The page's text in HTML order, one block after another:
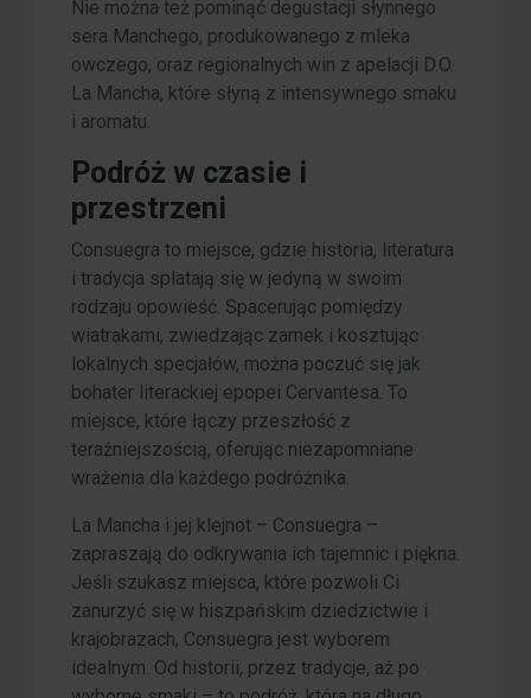
Nie można też pominąć degustacji słynnego
sera Manchego, produkowanego z mleka
owczego, oraz regionalnych win z apelacji D.O.
La Mancha, które słyną z intensywnego smaku
i aromatu.
Podróż w czasie i
przestrzeni
Consuegra to miejsce, gdzie historia, literatura
i tradycja splatają się w jedyną w swoim
rodzaju opowieść. Spacerując pomiędzy
wiatrakami, zwiedzając zamek i kosztując
lokalnych specjałów, można poczuć się jak
bohater literackiej epopei Cervantesa. To
miejsce, które łączy przeszłość z
teraźniejszością, oferując niezapomniane
wrażenia dla każdego podróżnika.
La Mancha i jej klejnot – Consuegra –
zapraszają do odkrywania ich tajemnic i piękna.
Jeśli szukasz miejsca, które pozwoli Ci
zanurzyć się w hiszpańskim dziedzictwie i
krajobrazach, Consuegra jest wyborem
idealnym. Od historii, przez tradycje, aż po